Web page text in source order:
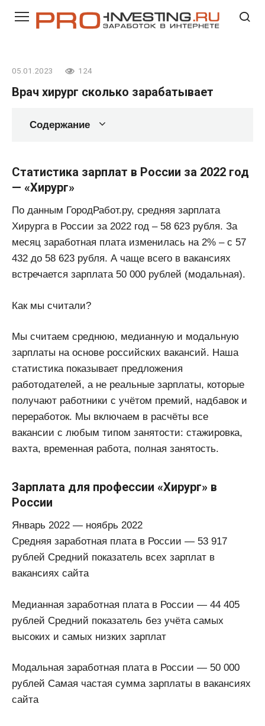
05.01.2023 124
Врач хирург сколько зарабатывает
Содержание
Статистика зарплат в России за 2022 год
— «Хирург»
По данным ГородРабот.ру, средняя зарплата
Хирурга в России за 2022 год ‒ 58 623 рубля. За
месяц заработная плата изменилась на 2% ‒ с 57
432 до 58 623 рубля. А чаще всего в вакансиях
встречается зарплата 50 000 рублей (модальная).
Как мы считали?
Мы считаем среднюю, медианную и модальную
зарплаты на основе российских вакансий. Наша
статистика показывает предложения
работодателей, а не реальные зарплаты, которые
получают работники с учётом премий, надбавок и
переработок. Мы включаем в расчёты все
вакансии с любым типом занятости: стажировка,
вахта, временная работа, полная занятость.
Зарплата для профессии «Хирург» в
России
Январь 2022 — ноябрь 2022
Средняя заработная плата в России — 53 917
рублей Средний показатель всех зарплат в
вакансиях сайта
Медианная заработная плата в России — 44 405
рублей Средний показатель без учёта самых
высоких и самых низких зарплат
Модальная заработная плата в России — 50 000
рублей Самая частая сумма зарплаты в вакансиях
сайта